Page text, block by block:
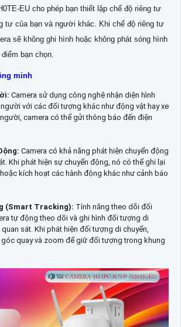
EU cho phép bạn thiết lập chế độ riêng tư
tư của bạn và người khác. Khi chế độ riêng tư
sẽ không ghi hình hoặc không phát sóng hình
bạn chọn.
minh
Camera sử dụng công nghệ nhận diện hình
với các đối tượng khác như động vật hay xe
camera có thể gửi thông báo đến điện
Camera có khả năng phát hiện chuyển động
Khi phát hiện sự chuyển động, nó có thể ghi lại
kích hoạt các hành động khác như cảnh báo
(Smart Tracking): Tính năng theo dõi đối
tự động theo dõi và ghi hình đối tượng di
sát. Khi phát hiện đối tượng di chuyển,
quay và zoom để giữ đối tượng trong khung